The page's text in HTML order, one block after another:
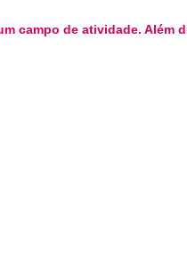
campo de atividade.